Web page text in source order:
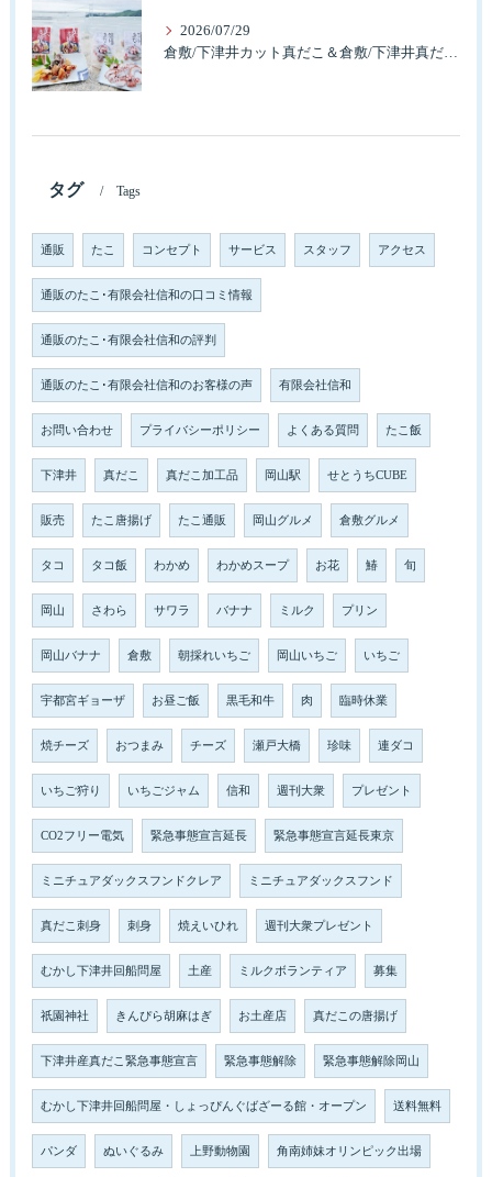
2026/07/29
倉敷/下津井カット真だこ＆倉敷/下津井真だこ唐揚げ・セット人気です。
タグ Tags
通販 たこ コンセプト サービス スタッフ アクセス
通販のたこ･有限会社信和の口コミ情報
通販のたこ･有限会社信和の評判
通販のたこ･有限会社信和のお客様の声 有限会社信和
お問い合わせ プライバシーポリシー よくある質問 たこ飯
下津井 真だこ 真だこ加工品 岡山駅 せとうちCUBE
販売 たこ唐揚げ たこ通販 岡山グルメ 倉敷グルメ
タコ タコ飯 わかめ わかめスープ お花 鰆 旬
岡山 さわら サワラ バナナ ミルク プリン
岡山バナナ 倉敷 朝採れいちご 岡山いちご いちご
宇都宮ギョーザ お昼ご飯 黒毛和牛 肉 臨時休業
焼チーズ おつまみ チーズ 瀬戸大橋 珍味 連ダコ
いちご狩り いちごジャム 信和 週刊大衆 プレゼント
CO2フリー電気 緊急事態宣言延長 緊急事態宣言延長東京
ミニチュアダックスフンドクレア ミニチュアダックスフンド
真だこ刺身 刺身 焼えいひれ 週刊大衆プレゼント
むかし下津井回船問屋 土産 ミルクボランティア 募集
祇園神社 きんぴら胡麻はぎ お土産店 真だこの唐揚げ
下津井産真だこ緊急事態宣言 緊急事態解除 緊急事態解除岡山
むかし下津井回船問屋・しょっぴんぐばざーる館・オープン 送料無料
パンダ ぬいぐるみ 上野動物園 角南姉妹オリンピック出場